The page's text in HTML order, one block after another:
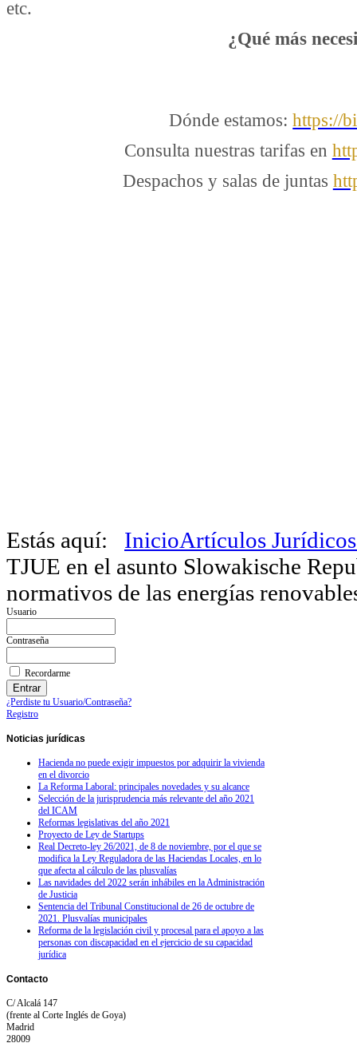
etc.
¿Qué más
Dónde estamos:https://
Consulta nuestras tarifas en
Despachos y salas de juntas
Estás aquí: InicioArtículos Jurídicos
TJUE en el asunto Slowakische
normativos de las energías
Usuario
Contraseña
Recordarme
¿Perdiste tu Usuario/Contraseña?
Registro
Noticias jurídicas
Hacienda no puede exigir impuestos por adquirir la vivienda
en el divorcio
La Reforma Laboral: principales novedades y su alcance
Selección de la jurisprudencia más relevante del año 2021
del ICAM
Reformas legislativas del año 2021
Proyecto de Ley de Startups
Real Decreto-ley 26/2021, de 8 de noviembre, por el que se
modifica la Ley Reguladora de las Haciendas Locales, en lo
que afecta al cálculo de las plusvalías
Las navidades del 2022 serán inhábiles en la Administración
de Justicia
Sentencia del Tribunal Constitucional de 26 de octubre de
2021. Plusvalías municipales
Reforma de la legislación civil y procesal para el apoyo a las
personas con discapacidad en el ejercicio de su capacidad
jurídica
Contacto
C/ Alcalá 147
(frente al Corte Inglés de Goya)
Madrid
28009